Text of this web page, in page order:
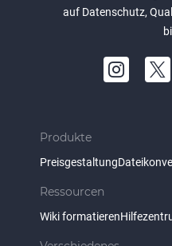
auf Datenschutz,
Produkte
Preisgestaltung
Ressourcen
Wiki formatieren